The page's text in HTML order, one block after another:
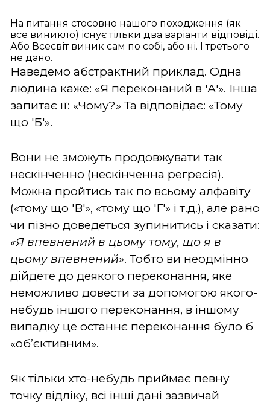
На питання стосовно нашого походження (як
все виникло) існує тільки два варіанти відповіді.
Або Всесвіт виник сам по собі, або ні. І третього
не дано.
Наведемо абстрактний приклад. Одна
людина каже: «Я переконаний в 'А'». Інша
запитає її: «Чому?» Та відповідає: «Тому
що 'Б'».
Вони не зможуть продовжувати так
нескінченно (нескінченна регресія).
Можна пройтись так по всьому алфавіту
(«тому що 'В'», «тому що 'Г'» і т.д.), але рано
чи пізно доведеться зупинитись і сказати:
«Я впевнений в цьому тому, що я в
цьому впевнений». Тобто ви неодмінно
дійдете до деякого переконання, яке
неможливо довести за допомогою якого-
небудь іншого переконання, в іншому
випадку це останнє переконання було б
«об’єктивним».
Як тільки хто-небудь приймає певну
точку відліку, всі інші дані зазвичай